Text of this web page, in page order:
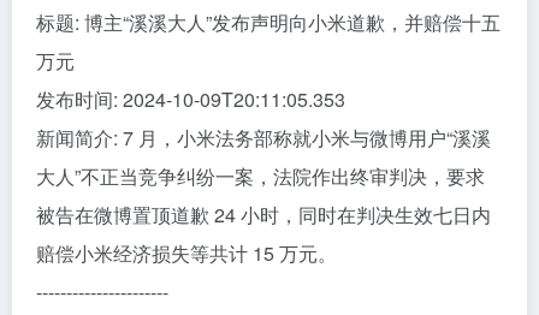
标题: 博主“溪溪大人”发布声明向小米道歉，并赔偿十五
万元
发布时间: 2024-10-09T20:11:05.353
新闻简介: 7 月，小米法务部称就小米与微博用户“溪溪
大人”不正当竞争纠纷一案，法院作出终审判决，要求
被告在微博置顶道歉 24 小时，同时在判决生效七日内
赔偿小米经济损失等共计 15 万元。
----------------------